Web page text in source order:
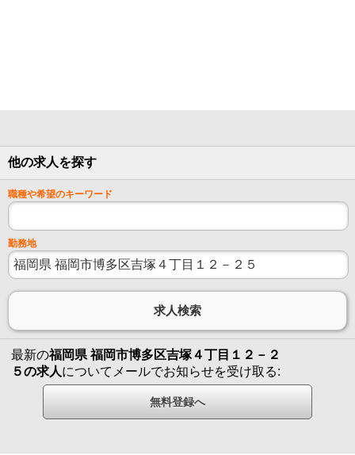
他の求人を探す
職種や希望のキーワード
勤務地
最新の福岡県 福岡市博多区吉塚４丁目１２－２
５の求人についてメールでお知らせを受け取る: